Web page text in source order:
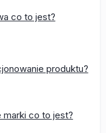
co to jest?
produktu?
marki co to jest?